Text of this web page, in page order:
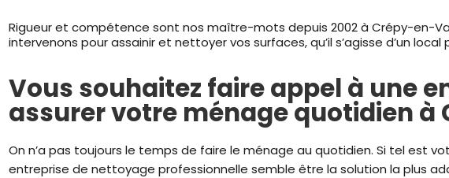
Rigueur et compétence sont nos maître-mots depuis 2002 à Crépy-en-
intervenons pour assainir et nettoyer vos surfaces, qu’il s’agisse d’un local
Vous souhaitez faire appel à une
assurer votre ménage quotidien
On n’a pas toujours le temps de faire le ménage au quotidien. Si tel est
entreprise de nettoyage professionnelle semble être la solution la plus